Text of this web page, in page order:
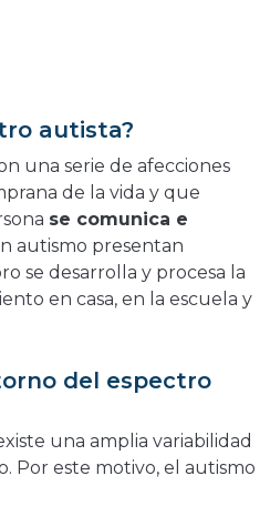
autista?
una serie de afecciones
de la vida y que
se comunica e
autismo presentan
se desarrolla y procesa la
en casa, en la escuela y
del espectro
una amplia variabilidad
Por este motivo, el autismo